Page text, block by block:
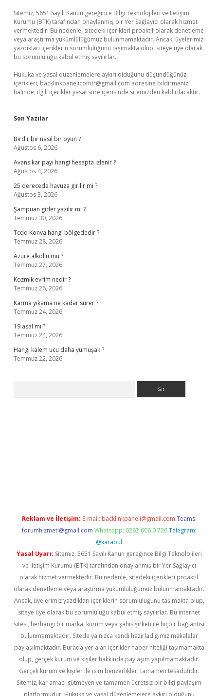
Sitemiz, 5651 Sayılı Kanun gereğince Bilgi Teknolojileri ve İletişim
Kurumu (BTK) tarafından onaylanmış bir Yer Sağlayıcı olarak hizmet
vermektedir. Bu nedenle, sitedeki içerikleri proaktif olarak denetleme
veya araştırma yükümlülüğümüz bulunmamaktadır. Ancak, üyelerimiz
yazdıkları içeriklerin sorumluluğunu taşımakta olup, siteye üye olarak
bu sorumluluğu kabul etmiş sayılırlar.
Hukuka ve yasal düzenlemelere aykırı olduğunu düşündüğünüz
içerikleri, backlinkpanelicomtr@gmail.com adresine bildirmeniz
halinde, ilgili içerikler yasal süre içerisinde sitemizden kaldırılacaktır.
Son Yazılar
Birdir bir nasıl bir oyun ?
Ağustos 6, 2026
Avans kar payı hangi hesapta izlenir ?
Ağustos 4, 2026
25 derecede havuza girilir mi ?
Ağustos 3, 2026
Şampuan gider yazılır mı ?
Temmuz 30, 2026
Tcdd Konya hangi bölgededir ?
Temmuz 28, 2026
Azure alkollü mü ?
Temmuz 27, 2026
Kozmik evrim nedir ?
Temmuz 26, 2026
Karma yıkama ne kadar sürer ?
Temmuz 24, 2026
19 asal mı ?
Temmuz 24, 2026
Hangi kalem ucu daha yumuşak ?
Temmuz 22, 2026
Reklam ve İletişim: E-mail: backlinkpaneli@gmail.com Teams:
forumhizmeti@gmail.com Whatsapp: 0262 606 0 726 Telegram:
@karabul
Yasal Uyarı: Sitemiz, 5651 Sayılı Kanun gereğince Bilgi Teknolojileri
ve İletişim Kurumu (BTK) tarafından onaylanmış bir Yer Sağlayıcı
olarak hizmet vermektedir. Bu nedenle, sitedeki içerikleri proaktif
olarak denetleme veya araştırma yükümlülüğümüz bulunmamaktadır.
Ancak, üyelerimiz yazdıkları içeriklerin sorumluluğunu taşımakta olup,
siteye üye olarak bu sorumluluğu kabul etmiş sayılırlar. Bu internet
sitesi, herhangi bir marka, kurum veya şahıs şirketi ile hiçbir bağlantısı
bulunmamaktadır. Sitede yalnızca kendi hazırladığımız makaleler
paylaşılmaktadır. Burada yer alan içerikler haber niteliği taşımamakta
olup, gerçek kurum ve kişiler hakkında paylaşım yapılmamaktadır.
Gerçek kurum ve kişiler ile isim benzerlikleri tamamen tesadüfidir.
Sitemiz, kar amacı gütmeyen ve tamamen ücretsiz bir bilgi paylaşım
platformudur. Hukuka ve yasal düzenlemelere aykırı olduğunu